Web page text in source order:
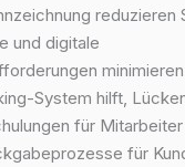
reduzieren
und digitale
System hilft,
für Mitarbeiter
für